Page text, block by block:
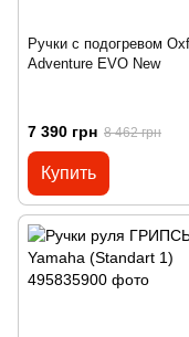
Ручки с подогревом
Adventure EVO New
7 390 грн 8 462 грн
Купить